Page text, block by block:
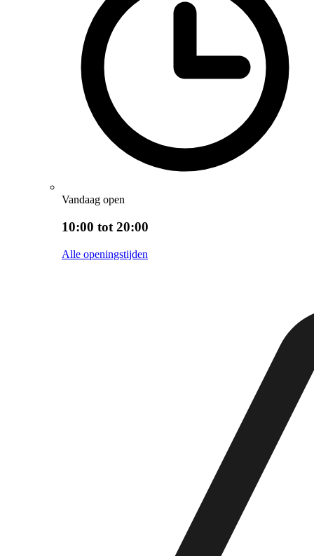
Vandaag open
10:00 tot 20:00
Alle openingstijden